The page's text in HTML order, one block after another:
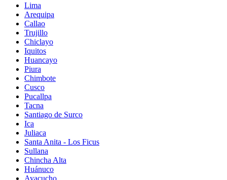
Lima
Arequipa
Callao
Trujillo
Chiclayo
Iquitos
Huancayo
Piura
Chimbote
Cusco
Pucallpa
Tacna
Santiago de Surco
Ica
Juliaca
Santa Anita - Los Ficus
Sullana
Chincha Alta
Huánuco
Ayacucho